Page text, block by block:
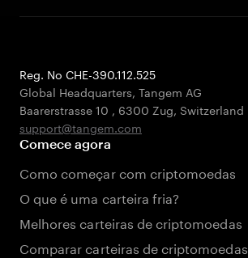
Reg. No CHE-390.112.525
Global Headquarters, Tangem AG
Baarerstrasse 10 , 6300 Zug, Switzerland
support@tangem.com
Comece agora
Como começar com criptomoedas
O que é uma carteira fria?
Melhores carteiras de criptomoedas
Comparar carteiras de criptomoedas